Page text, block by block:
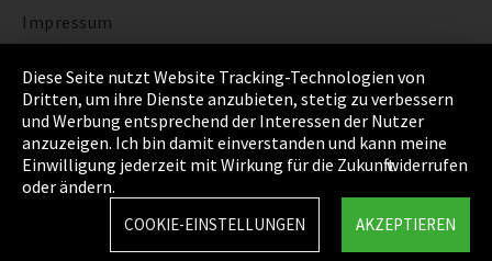
Impressum
Datenschutz
Cookie Einstellungen
AGB
Sitemap
Diese Seite nutzt Website Tracking-Technologien von
Dritten, um ihre Dienste anzubieten, stetig zu verbessern
und Werbung entsprechend der Interessen der Nutzer
anzuzeigen. Ich bin damit einverstanden und kann meine
Einwilligung jederzeit mit Wirkung für die Zukunft widerrufen
oder ändern.
AKZEPTIEREN
COOKIE-EINSTELLUNGEN